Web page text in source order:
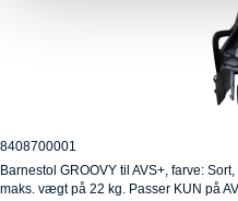
8408700001
Barnestol GROOVY til AVS+, farve:
maks. vægt på 22 kg. Passer KUN på